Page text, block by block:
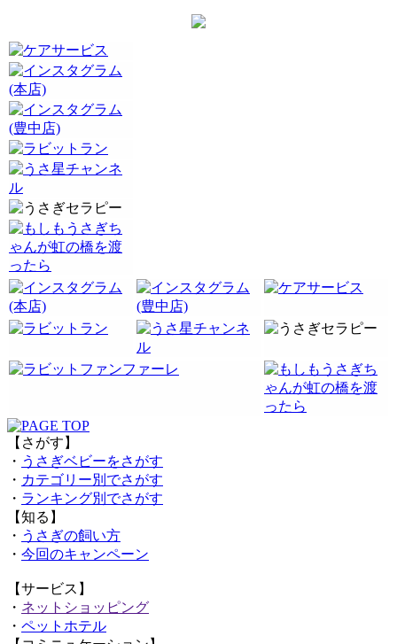
【さがす】
・ うさぎベビーをさがす
・ カテゴリー別でさがす
・ ランキング別でさがす
【知る】
・ うさぎの飼い方
・ 今回のキャンペーン
【サービス】
・ ネットショッピング
・ ペットホテル